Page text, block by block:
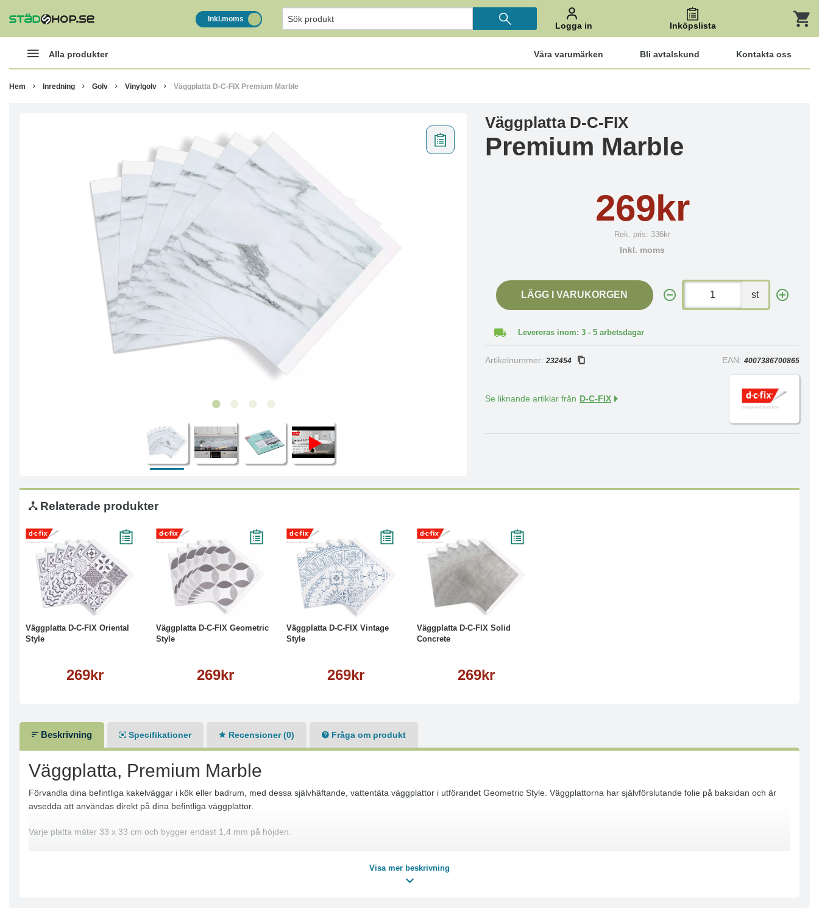
Inkl.moms
Logga in Inköpslista
Alla produkter Våra varumärken Bli avtalskund Kontakta oss
Hem Inredning Golv Vinylgolv Väggplatta D-C-FIX Premium Marble
Väggplatta D-C-FIX
Premium Marble
269kr
Rek. pris: 336kr
Inkl. moms
LÄGG I VARUKORGEN st
Levereras inom: 3 - 5 arbetsdagar
Artikelnummer:232454 EAN: 4007386700865
Se liknande artiklar från D-C-FIX
Relaterade produkter
Väggplatta D-C-FIX Oriental
Style
269kr
Köp Läs mer
Väggplatta D-C-FIX Geometric
Style
269kr
Köp Läs mer
Väggplatta D-C-FIX Vintage
Style
269kr
Köp Läs mer
Väggplatta D-C-FIX Solid
Concrete
269kr
Läs mer
Beskrivning Specifikationer Recensioner (0) Fråga om produkt
Väggplatta, Premium Marble
Förvandla dina befintliga kakelväggar i kök eller badrum, med dessa självhäftande, vattentäta väggplattor i utförandet Geometric Style. Väggplattorna har självförslutande folie på baksidan och är
avsedda att användas direkt på dina befintliga väggplattor.
Varje platta mäter 33 x 33 cm och bygger endast 1,4 mm på höjden.
Visa mer beskrivning